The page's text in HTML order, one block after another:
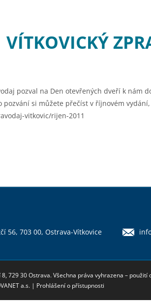
VÍTKOVICKÝ
pozval na Den otevřených dveří k nám
si můžete přečíst v říjnovém
vitkovic/rijen-2011
56, 703 00, Ostrava-Vítkovice
729 30 Ostrava. Všechna práva vyhrazena –
a.s. | Prohlášení o přístupnosti